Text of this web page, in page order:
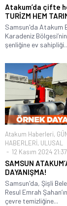
Atakum’da çifte
TURİZM HEM
Samsun'da Atakum
Karadeniz
şenliğine ev
Atakum Haberleri,
HABERLERİ, ULUSAL
12 Kasım 2024 21:37
SAMSUN
DAYANIŞMA!
Samsun'da, Şişli
Resul Emrah
çevre temizliğine...